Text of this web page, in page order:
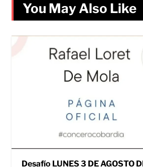
You May Also Like
Desafío LUNES 3 DE AGOSTO